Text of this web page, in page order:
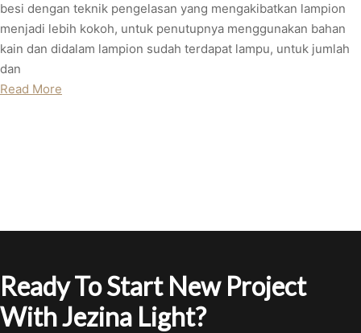
besi dengan teknik pengelasan yang mengakibatkan lampion
menjadi lebih kokoh, untuk penutupnya menggunakan bahan
kain dan didalam lampion sudah terdapat lampu, untuk jumlah
dan
Read More
Ready To Start New Project
With Jezina Light?